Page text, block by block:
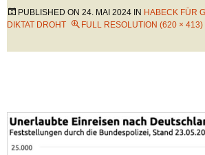
PUBLISHED ON 24. MAI 2024 IN HABECK FÜR
DIKTAT DROHT
FULL RESOLUTION (620 × 413)